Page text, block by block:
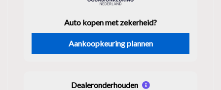
Auto kopen met zekerheid?
Aankoopkeuring plannen
Dealeronderhouden